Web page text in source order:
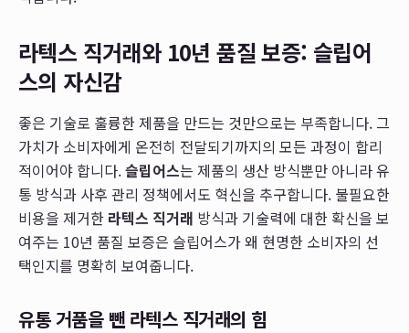
라텍스 직거래와 10년 품질 보증: 슬립어
스의 자신감
좋은 기술로 훌륭한 제품을 만드는 것만으로는 부족합니다. 그
가치가 소비자에게 온전히 전달되기까지의 모든 과정이 합리
적이어야 합니다.슬립어스는 제품의 생산 방식뿐만 아니라 유
통 방식과 사후 관리 정책에서도 혁신을 추구합니다. 불필요한
비용을 제거한 라텍스 직거래 방식과 기술력에 대한 확신을 보
여주는 10년 품질 보증은 슬립어스가 왜 현명한 소비자의 선
택인지를 명확히 보여줍니다.
유통 거품을 뺀 라텍스 직거래의 힘